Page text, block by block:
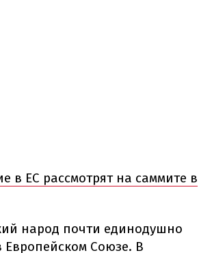
в ЕС рассмотрят на саммите в
народ почти единодушно
Союзе. В